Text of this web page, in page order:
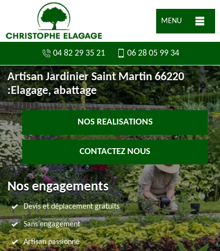
MENU
04 82 29 35 21 06 28 05 99 34
Artisan Jardinier Saint Martin 66220
:Elagage, abattage
NOS REALISATIONS
CONTACTEZ NOUS
Nos engagements
Devis et déplacement gratuits
Sans engagement
Artisan passionné